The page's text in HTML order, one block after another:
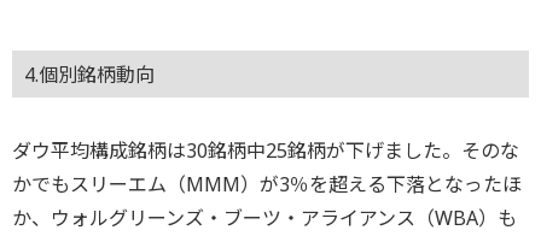
4.個別銘柄動向
ダウ平均構成銘柄は30銘柄中25銘柄が下げました。そのな
かでもスリーエム（MMM）が3％を超える下落となったほ
か、ウォルグリーンズ・ブーツ・アライアンス（WBA）も